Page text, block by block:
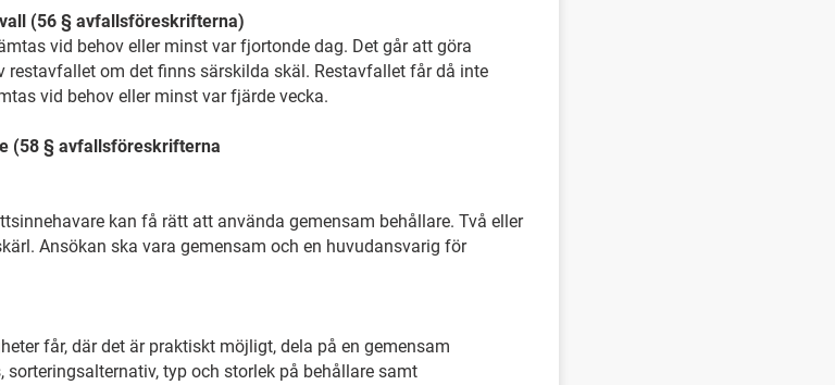
(56 § avfallsföreskrifterna)
vid behov eller minst var fjortonde dag. Det går att göra
om det finns särskilda skäl. Restavfallet får då inte
vid behov eller minst var fjärde vecka.
(58 § avfallsföreskrifterna
kan få rätt att använda gemensam behållare. Två eller
Ansökan ska vara gemensam och en huvudansvarig för
får, där det är praktiskt möjligt, dela på en gemensam
typ och storlek på behållare samt